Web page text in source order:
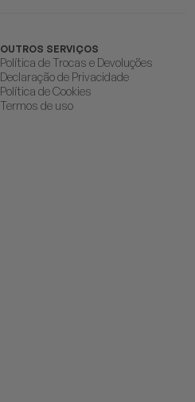
OUTROS SERVIÇOS
Política de Trocas e Devoluções
Declaração de Privacidade
Política de Cookies
Termos de uso